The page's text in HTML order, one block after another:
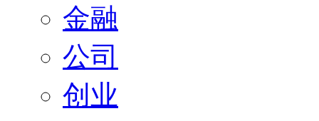
金融
公司
创业